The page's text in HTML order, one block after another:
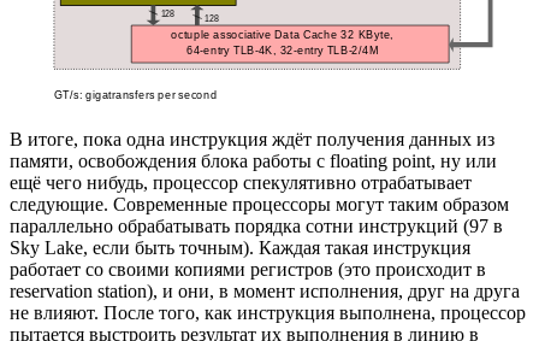
В итоге, пока одна инструкция ждёт получения данных из
памяти, освобождения блока работы с floating point, ну или
ещё чего нибудь, процессор спекулятивно отрабатывает
следующие. Современные процессоры могут таким образом
параллельно обрабатывать порядка сотни инструкций (97 в
Sky Lake, если быть точным). Каждая такая инструкция
работает со своими копиями регистров (это происходит в
reservation station), и они, в момент исполнения, друг на друга
не влияют. После того, как инструкция выполнена, процессор
пытается выстроить результат их выполнения в линию в